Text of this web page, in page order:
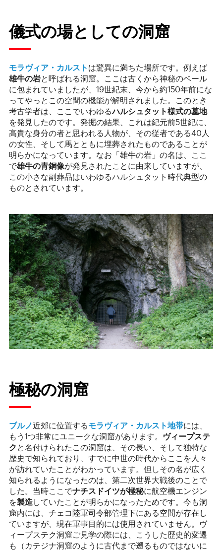
儀式の場としての洞窟
モラヴィア・カルスト は驚異に満ちた場所です。例えば
雄牛の岩と呼ばれる洞窟。ここは古くから神秘のベール
に包まれていましたが、19世紀末、今から約150年前にな
ってやっとこの空間の機能が解明されました。このとき
考古学者は、ここでいわゆるハルシュタット様式の墓地
を発見したのです。発掘の結果、これは紀元前5世紀に、
高貴な身分の者と思われる人物が、その従者である40人
の女性、そして馬とともに埋葬されたものであることが
明らかになっています。なお「雄牛の岩」の名は、ここ
で雄牛の青銅像が発見されたことに由来していますが、
この小さな副葬品はいわゆるハルシュタット時代典型の
ものとされています。
極秘の洞窟
ブルノ近郊に位置するモラヴィア・カルスト地帯には、
もう1つ非常にユニークな洞窟があります。
ヴィープステ
ク と名付けられたこの洞窟は、その長い、そして独特な
歴史で知られており、すでに中世の時代からここを人々
が訪れていたことがわかっています。但しその名が広く
知られるようになったのは、第二次世界大戦後のことで
した。当時ここでナチスドイツが極秘に航空機エンジン
を製造していたことが明らかになったためです。今も洞
窟内には、チェコ陸軍司令部管理下にある空間が存在し
ていますが、現在軍事目的には使用されていません。ヴ
ィープステク洞窟ご見学の際には、こうした歴史的変遷
も（カテジナ洞窟のように古代まで遡るものではないに